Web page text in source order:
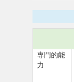
専門的能
力